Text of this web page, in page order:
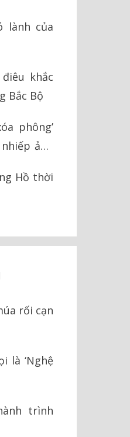
lành của
khắc
Bắc Bộ
phông’
ảnh
Hồ thời
rối cạn
là ‘Nghệ
trình